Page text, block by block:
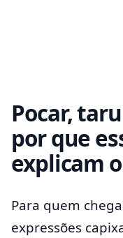
Pocar,
por que
explicam
Para quem
expressões